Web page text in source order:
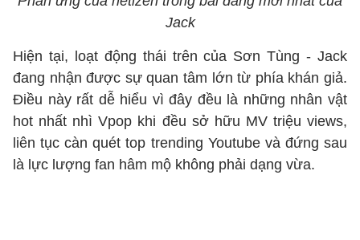
Jack
Hiện tại, loạt động thái trên của Sơn Tùng - Jack
đang nhận được sự quan tâm lớn từ phía khán giả.
Điều này rất dễ hiểu vì đây đều là những nhân vật
hot nhất nhì Vpop khi đều sở hữu MV triệu views,
liên tục càn quét top trending Youtube và đứng sau
là lực lượng fan hâm mộ không phải dạng vừa.